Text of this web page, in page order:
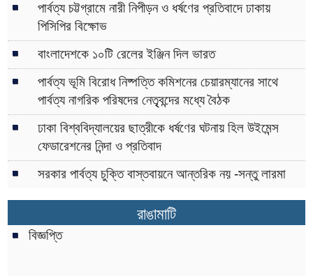
পার্বত্য চট্টগ্রামে নারী নিপীড়ন ও ধর্ষণের প্রতিবাদে ঢাকায়
পিসিপির বিক্ষোভ
বাংলাদেশকে ১০টি রেলের ইঞ্জিন দিল ভারত
পার্বত্য ভূমি বিরোধ নিষ্পত্তি কমিশনের চেয়ারম্যানের সাথে
পার্বত্য নাগরিক পরিষদের নেতৃৃবন্দের মধ্যে বৈঠক
ঢাকা বিশ্ববিদ্যালয়ের ছাত্রীকে ধর্ষণের ঘটনায় হিল উইমেন্স
ফেডারেশনের নিন্দা ও প্রতিবাদ
সরকার পার্বত্য চুক্তি বাস্তবায়নে আন্তরিক নয় -সন্তু লারমা
রাঙামাটি
বিজ্ঞপ্তি